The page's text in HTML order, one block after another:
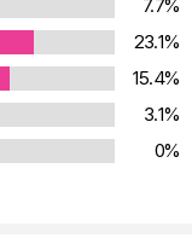
7.7%
23.1%
15.4%
3.1%
0%